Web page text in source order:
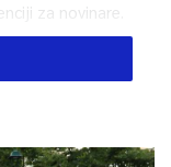
za novinare.
su u maju.